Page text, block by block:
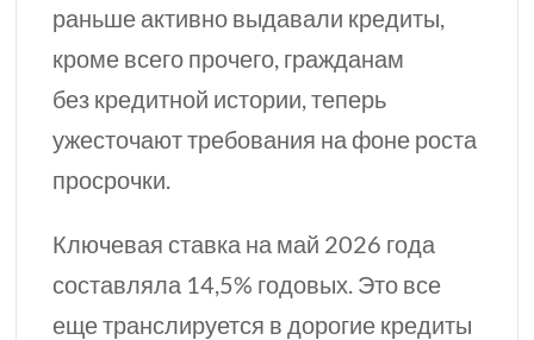
раньше активно выдавали кредиты,
кроме всего прочего, гражданам
без кредитной истории, теперь
ужесточают требования на фоне роста
просрочки.
Ключевая ставка на май 2026 года
составляла 14,5% годовых. Это все
еще транслируется в дорогие кредиты